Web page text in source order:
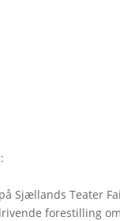
:
Sjællands Teater
forestilling